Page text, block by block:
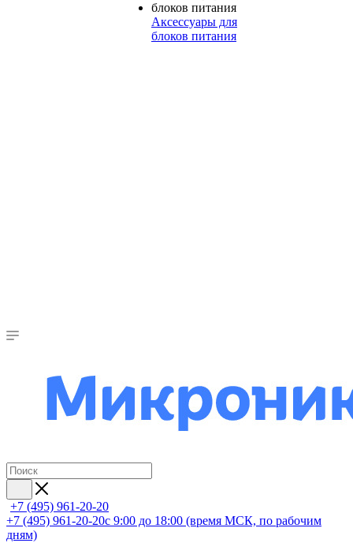
Аксессуары для
блоков питания
+7 (495) 961-20-20
+7 (495) 961-20-20с 9:00 до 18:00 (время МСК, по рабочим
дням)